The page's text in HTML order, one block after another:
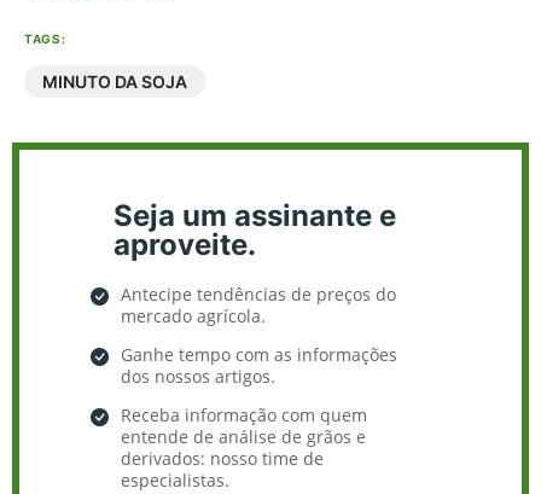
TAGS:
MINUTO DA SOJA
Seja um assinante e
aproveite.
Antecipe tendências de preços do
mercado agrícola.
Ganhe tempo com as informações
dos nossos artigos.
Receba informação com quem
entende de análise de grãos e
derivados: nosso time de
especialistas.